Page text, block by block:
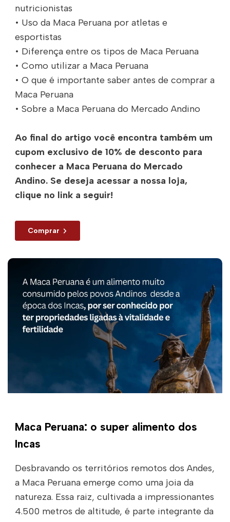
nutricionistas
• Uso da Maca Peruana por atletas e
esportistas
• Diferença entre os tipos de Maca Peruana
• Como utilizar a Maca Peruana
• O que é importante saber antes de comprar a
Maca Peruana
• Sobre a Maca Peruana do Mercado Andino
Ao final do artigo você encontra também um
cupom exclusivo de 10% de desconto para
conhecer a Maca Peruana do Mercado
Andino. Se deseja acessar a nossa loja,
clique no link a seguir!
Comprar
Maca Peruana: o super alimento dos
Incas
Desbravando os territórios remotos dos Andes,
a Maca Peruana emerge como uma joia da
natureza. Essa raiz, cultivada a impressionantes
4.500 metros de altitude, é parte integrante da